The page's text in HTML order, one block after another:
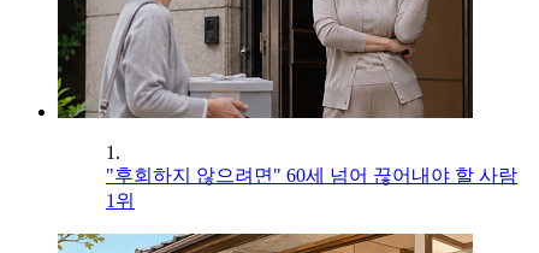
1.
"후회하지 않으려면" 60세 넘어 끊어내야 할 사람
1위